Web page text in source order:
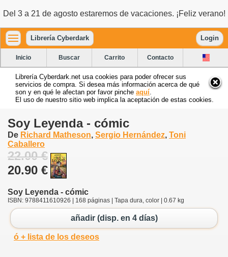
Del 3 a 21 de agosto estaremos de vacaciones. ¡Feliz verano!
Librería Cyberdark Login
Inicio Buscar Carrito Contacto
Librería Cyberdark.net usa cookies para poder ofrecer sus
servicios de compra. Si desea más información acerca de qué
son y en qué le afectan por favor pinche aquí
El uso de nuestro sitio web implica la aceptación de estas cookies.
Soy Leyenda - cómic
De Richard Matheson, Sergio Hernández, Toni
Caballero
22.00 €
20.90 €
Soy Leyenda - cómic
ISBN: 9788411610926 | 168 páginas | Tapa dura, color | 0.67 kg
añadir (disp. en 4 días)
ó + lista de los deseos